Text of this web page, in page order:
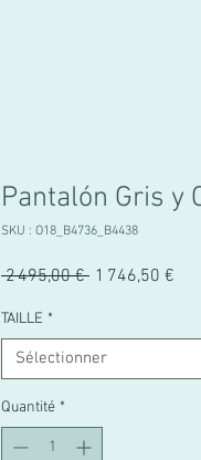
Pantalón Gris y
SKU : O18_B4736_B4438
2 495,00 € Prix
1 746,50 €
TAILLE *
Sélectionner
Quantité *